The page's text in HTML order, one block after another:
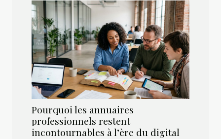
Pourquoi les annuaires
professionnels restent
incontournables à l’ère du digital